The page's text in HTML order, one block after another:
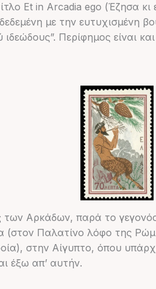
Et in Arcadia ego (Έζησα
με την ευτυχισμένη
ιδεώδους”. Περίφημος είναι
των Αρκάδων, παρά το
(στον Παλατίνο λόφο της
στην Αίγυπτο, όπου
έξω απ’ αυτήν.